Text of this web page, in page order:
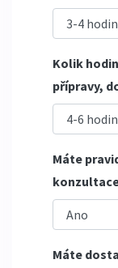
Kolik
přípravy,
Máte
Máte